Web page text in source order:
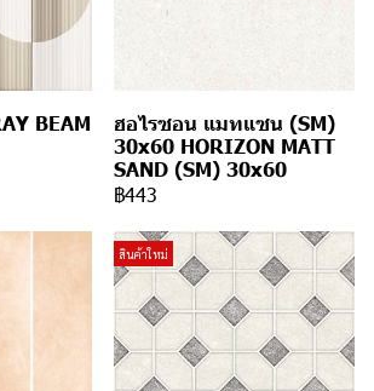
BEAM
ฮอไรซอน แมทแซน (SM)
30x60 HORIZON MATT
SAND (SM) 30x60
฿443
สินค้าใหม่